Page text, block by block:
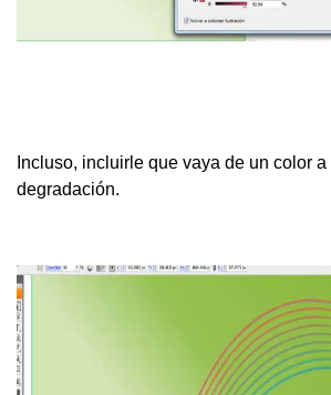
Incluso, incluirle que vaya de un color a
degradación.